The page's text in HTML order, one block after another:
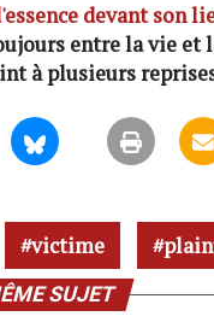
devant son
entre la vie et
à plusieurs
victime
SUJET